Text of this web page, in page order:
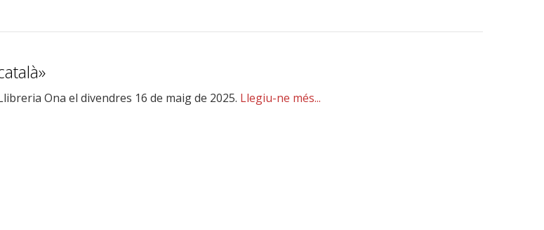
Ona el divendres 16 de maig de 2025. Llegiu-ne més...